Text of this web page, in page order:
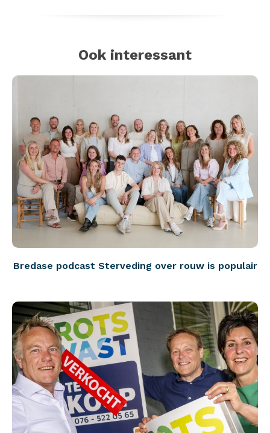
Ook interessant
Bredase podcast Sterveding over rouw is populair